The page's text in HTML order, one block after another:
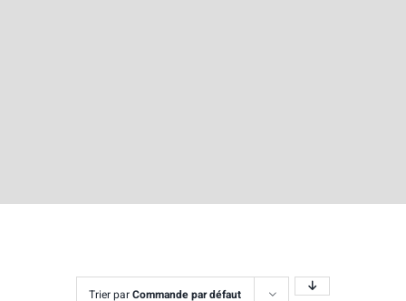
Trier parCommande par défaut